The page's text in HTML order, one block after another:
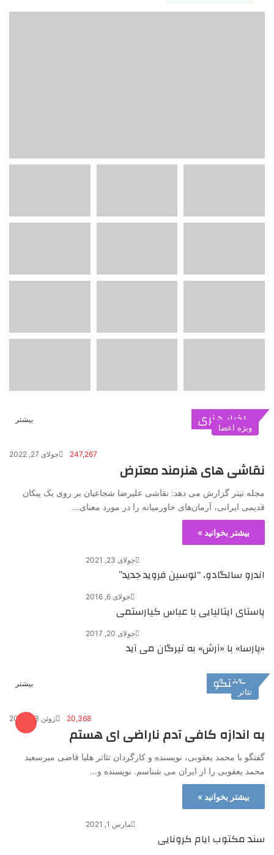
اخبار هنری بیشتر
ویژه اعضا
جولای 27, 2022
نقاشی های هنرمند معترض
مجله تیتر گزارش می دهد: نقاشی علیرضا شجاعیان بر روی یک پیکان
قدیمی ایرانی، آرمان‌های خاورمیانه را در مورد معنای…
بیشتر بخوانید »
جولای 23, 2021
اندرو سالگادو، “لوسین فروید جدید”
جولای 6, 2016
پاستای ایتالیایی با عباس کیارستمی
جولای 20, 2017
«پارسا» با «آرش» به تیرگان می آید
گفتگو بیشتر
تئاتر
ژوئن 23, 2018
به اندازه‌ کافی آدم ناراضی ای هستم
گفتگو با محمد یعقوبی، نویسنده و کارگردان تئاتر هلیا قاضی میرسعید
محمد یعقوبی را از ایران می شناسم. نویسنده و…
بیشتر بخوانید »
مارس 1, 2021
سند مکتوب ایام کرونایی